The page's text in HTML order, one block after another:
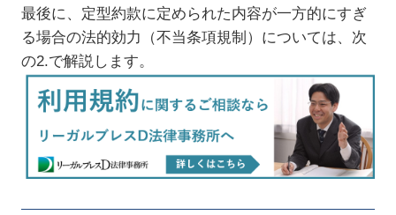
最後に、定型約款に定められた内容が一方的にすぎ
る場合の法的効力（不当条項規制）については、次
の2.で解説します。